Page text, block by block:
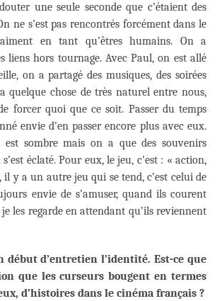
une seule seconde que c’étaient des
ne s’est pas rencontrés forcément dans le
en tant qu’êtres humains. On a
liens hors tournage. Avec Paul, on est allé
on a partagé des musiques, des soirées
quelque chose de très naturel entre nous,
forcer quoi que ce soit. Passer du temps
envie d’en passer encore plus avec eux.
sombre mais on a que des souvenirs
éclaté. Pour eux, le jeu, c’est : « action,
il y a un autre jeu qui se tend, c’est celui de
envie de s’amuser, quand ils courent
les regarde en attendant qu’ils reviennent
début d’entretien l’identité. Est-ce que
que les curseurs bougent en termes
d’histoires dans le cinéma français ?